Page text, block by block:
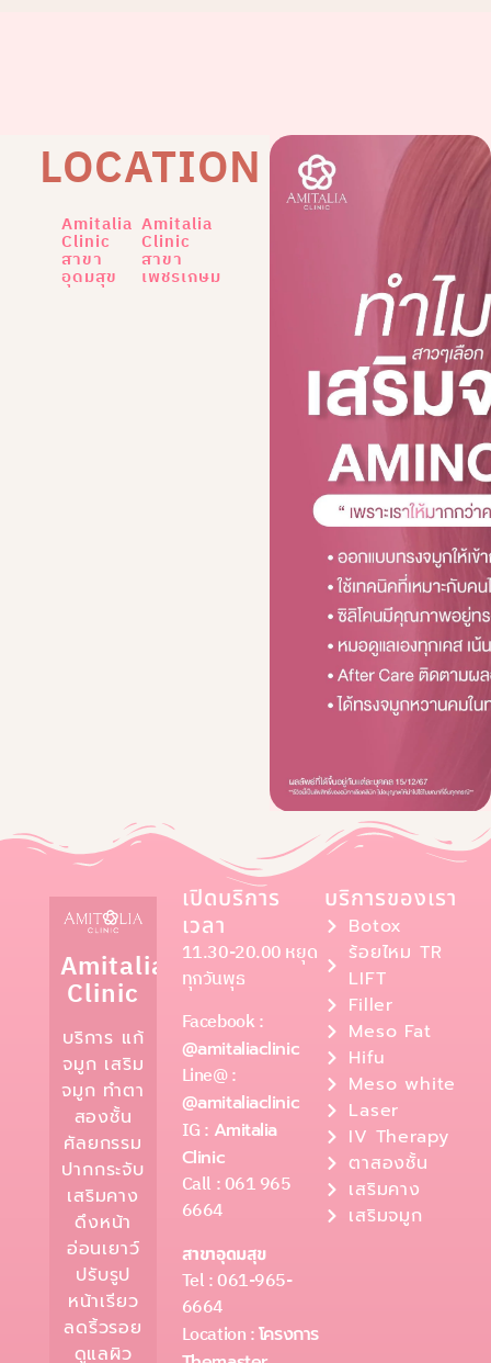
LOCATION
Amitalia
Clinic
สาขา
อุดมสุข
Amitalia
Clinic
สาขา
เพชรเกษม
Amitalia
Clinic
บริการ แก้
จมูก เสริม
จมูก ทำตา
สองชั้น
ศัลยกรรม
ปากกระจับ
เสริมคาง
ดึงหน้า
อ่อนเยาว์
ปรับรูป
หน้าเรียว
ลดริ้วรอย
ดูแลผิว
เปิดบริการ
เวลา
11.30-20.00 หยุด
ทุกวันพุธ
Facebook :
@amitaliaclinic
Line@ :
@amitaliaclinic
IG : Amitalia
Clinic
Call : 061 965
6664
สาขาอุดมสุข
Tel : 061-965-
6664
Location :โครงการ
บริการของเรา
Botox
ร้อยไหม TR
LIFT
Filler
Meso Fat
Hifu
Meso white
Laser
IV Therapy
ตาสองชั้น
เสริมคาง
เสริมจมูก